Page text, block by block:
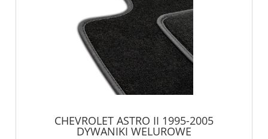
CHEVROLET ASTRO II 1995-2005
DYWANIKI WELUROWE